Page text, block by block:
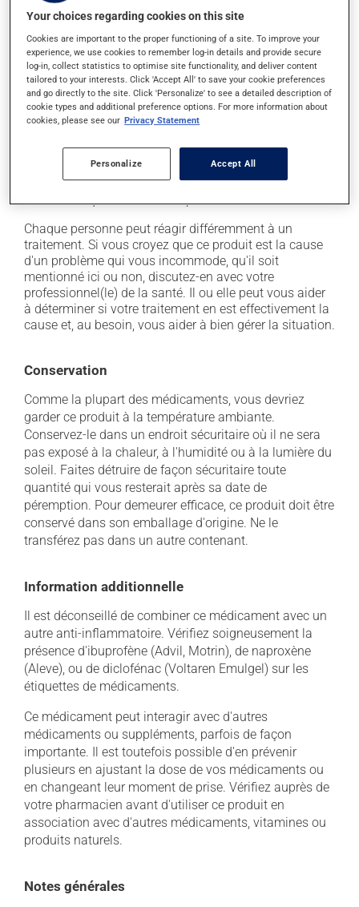
il peut donner des problèmes de digestion;
il peut causer des étourdissements - levez-vous
lentement et soyez prudent avant de prendre le
volant;
il peut faire augmenter la pression artérielle;
il peut causer des nausées ou, rarement, des
vomissements;
il peut rendre votre peau plus sensible aux rayons UV
(p. ex. soleil, cabine de bronzage) - évitez le plus
possible de vous exposer aux rayons UV et protégez-
vous lorsque vous vous exposez au soleil.
Chaque personne peut réagir différemment à un
traitement. Si vous croyez que ce produit est la cause
d'un problème qui vous incommode, qu'il soit
mentionné ici ou non, discutez-en avec votre
professionnel(le) de la santé. Il ou elle peut vous aider
à déterminer si votre traitement en est effectivement la
cause et, au besoin, vous aider à bien gérer la situation.
Conservation
Comme la plupart des médicaments, vous devriez
garder ce produit à la température ambiante.
Conservez-le dans un endroit sécuritaire où il ne sera
pas exposé à la chaleur, à l'humidité ou à la lumière du
soleil. Faites détruire de façon sécuritaire toute
quantité qui vous resterait après sa date de
péremption. Pour demeurer efficace, ce produit doit être
conservé dans son emballage d'origine. Ne le
transférez pas dans un autre contenant.
Information additionnelle
Il est déconseillé de combiner ce médicament avec un
autre anti-inflammatoire. Vérifiez soigneusement la
présence d'ibuprofène (Advil, Motrin), de naproxène
(Aleve), ou de diclofénac (Voltaren Emulgel) sur les
étiquettes de médicaments.
Ce médicament peut interagir avec d'autres
médicaments ou suppléments, parfois de façon
importante. Il est toutefois possible d'en prévenir
plusieurs en ajustant la dose de vos médicaments ou
en changeant leur moment de prise. Vérifiez auprès de
votre pharmacien avant d'utiliser ce produit en
association avec d'autres médicaments, vitamines ou
produits naturels.
Notes générales
Your choices regarding cookies on this site
Cookies are important to the proper functioning of a site. To improve your
experience, we use cookies to remember log-in details and provide secure
log-in, collect statistics to optimise site functionality, and deliver content
tailored to your interests. Click 'Accept All' to save your cookie preferences
and go directly to the site. Click 'Personalize' to see a detailed description of
cookie types and additional preference options. For more information about
cookies, please see our Privacy Statement
Personalize Accept All